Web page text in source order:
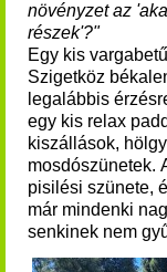
növényzet az
részek'?"
Egy kis
Szigetköz
legalábbis
egy kis relax
kiszállások,
mosdószünetek.
pisilési szünete,
már mindenki
senkinek nem